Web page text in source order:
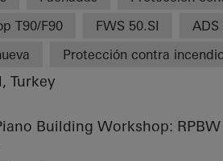
T90/F90 FWS 50.SI ADS
Protección contra
Turkey
Building Workshop: RPBW